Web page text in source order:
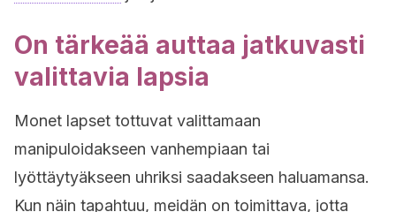
On tärkeää auttaa jatkuvasti
valittavia lapsia
Monet lapset tottuvat valittamaan
manipuloidakseen vanhempiaan tai
lyöttäytyäkseen uhriksi saadakseen haluamansa.
Kun näin tapahtuu, meidän on toimittava, jotta